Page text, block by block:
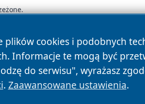
plików cookies i podobnych
Informacje te mogą być
do serwisu", wyrażasz
. Zaawansowane ustawienia.